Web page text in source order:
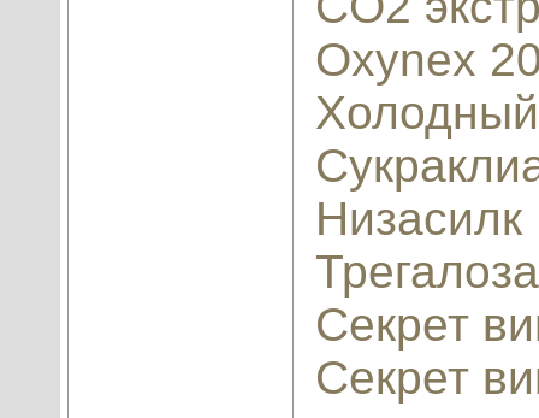
Oxynex
Низасилк
Трегалоза
Секрет
Секрет